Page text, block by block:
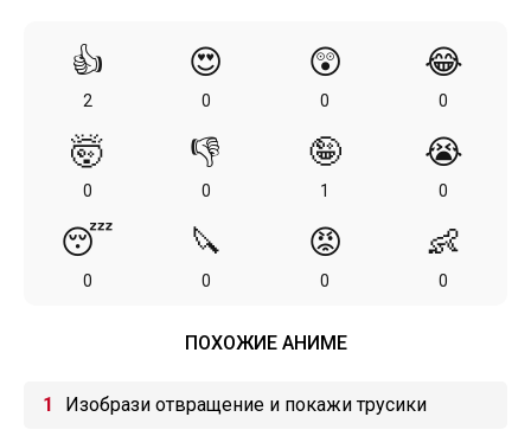
👍
2
😍
0
😲
0
😂
0
🤯
0
👎
0
🤪
1
😭
0
😴
0
🔪
0
😡
0
👶
0
ПОХОЖИЕ АНИМЕ
Изобрази отвращение и покажи трусики